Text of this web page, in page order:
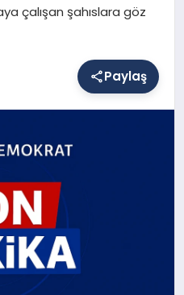
çalışan şahıslara göz
Paylaş